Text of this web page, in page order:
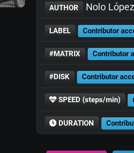
AUTHOR Nolo López
LABEL Contributor
#MATRIX Contributor
#DISK Contributor
SPEED (steps/min)
DURATION